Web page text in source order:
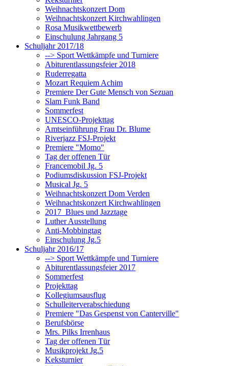
Weihnachtskonzert Dom
Weihnachtskonzert Kirchwahlingen
Rosa Musikwettbewerb
Einschulung Jahrgang 5
Schuljahr 2017/18
--> Sport Wettkämpfe und Turniere
Abiturentlassungsfeier 2018
Ruderregatta
Mozart Requiem Achim
Premiere Der Gute Mensch von Sezuan
Slam Funk Band
Sommerfest
UNESCO-Projekttag
Amtseinführung Frau Dr. Blume
Riverjazz FSJ-Projekt
Premiere "Momo"
Tag der offenen Tür
Francemobil Jg. 5
Podiumsdiskussion FSJ-Projekt
Musical Jg. 5
Weihnachtskonzert Dom Verden
Weihnachtskonzert Kirchwahlingen
2017_Blues und Jazztage
Luther Ausstellung
Anti-Mobbingtag
Einschulung Jg.5
Schuljahr 2016/17
--> Sport Wettkämpfe und Turniere
Abiturentlassungsfeier 2017
Sommerfest
Projekttag
Kollegiumsausflug
Schulleiterverabschiedung
Premiere "Das Gespenst von Canterville"
Berufsbörse
Mrs. Pilks Irrenhaus
Tag der offenen Tür
Musikprojekt Jg.5
Keksturnier